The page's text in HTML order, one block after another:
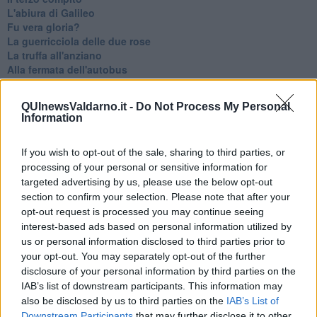
QUInewsValdarno.it - Do Not Process My Personal
Information
If you wish to opt-out of the sale, sharing to third parties, or
processing of your personal or sensitive information for
targeted advertising by us, please use the below opt-out
section to confirm your selection. Please note that after your
opt-out request is processed you may continue seeing
interest-based ads based on personal information utilized by
us or personal information disclosed to third parties prior to
your opt-out. You may separately opt-out of the further
disclosure of your personal information by third parties on the
IAB’s list of downstream participants. This information may
also be disclosed by us to third parties on the IAB’s List of
L'abiura di Galileo
Fu vera gloria?
La guerricciola delle due rose
La truffa all'anziano
Alla fermata dell'autobus
La repressione sessuale per sentito dire
Foto storica
Esequie solenni
Teste calde
Non avere e non essere
Armiamoci e... avviatevi
Da Capodanno a Carnevale
Schizzi di fango
Sor-riso amaro
Fine anno al ristorante
La festa di Capodanno
Natale 2024
Re e regnanti
A noi interessa il dito non la luna
Come rubare allo stato e vivere felici